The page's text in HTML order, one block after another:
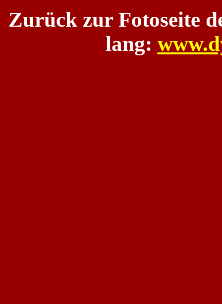
Zurück zur Fotoseite
lang: